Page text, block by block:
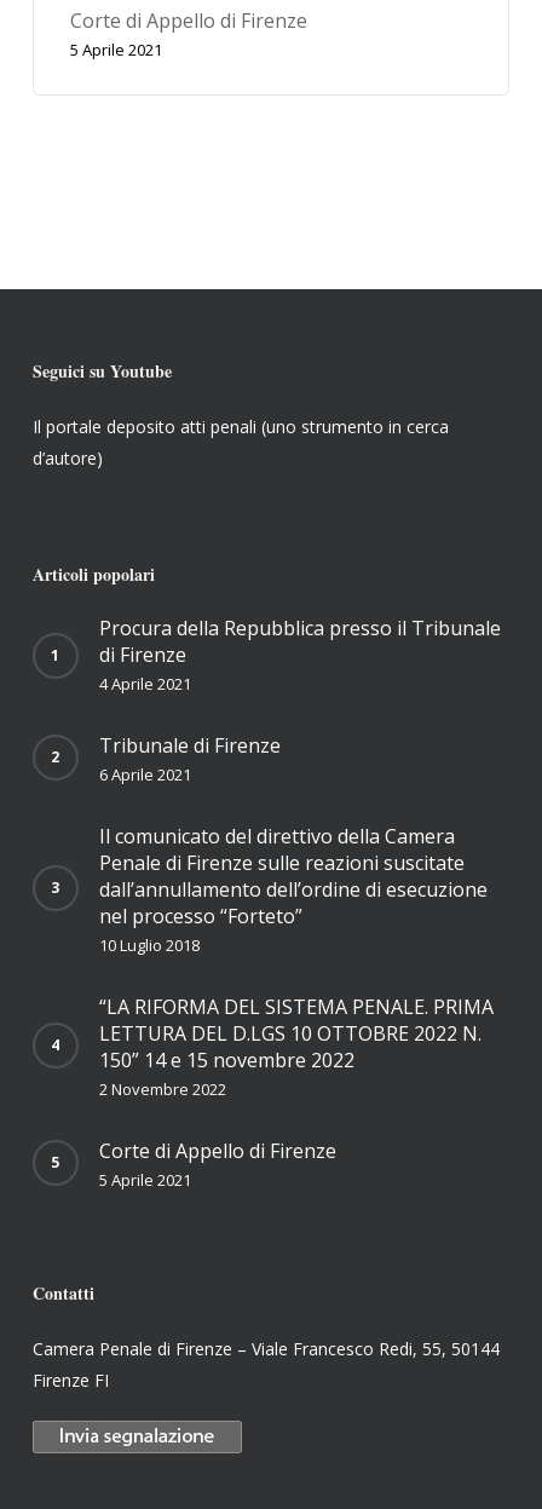
Corte di Appello di Firenze
5 Aprile 2021
Seguici su Youtube
Il portale deposito atti penali (uno strumento in cerca
d’autore)
Articoli popolari
Procura della Repubblica presso il Tribunale
di Firenze
4 Aprile 2021
Tribunale di Firenze
6 Aprile 2021
Il comunicato del direttivo della Camera
Penale di Firenze sulle reazioni suscitate
dall’annullamento dell’ordine di esecuzione
nel processo “Forteto”
10 Luglio 2018
“LA RIFORMA DEL SISTEMA PENALE. PRIMA
LETTURA DEL D.LGS 10 OTTOBRE 2022 N.
150” 14 e 15 novembre 2022
2 Novembre 2022
Corte di Appello di Firenze
5 Aprile 2021
Contatti
Camera Penale di Firenze – Viale Francesco Redi, 55, 50144
Firenze FI